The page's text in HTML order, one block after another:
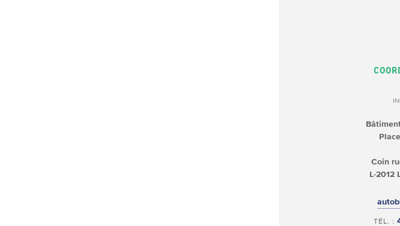
Coin
L-2012
TÉL. :